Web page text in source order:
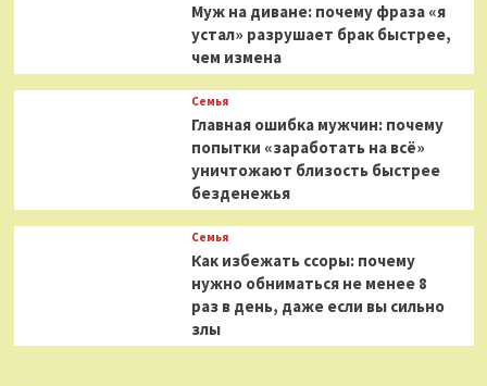
Муж на диване: почему фраза «я
устал» разрушает брак быстрее,
чем измена
Семья
Главная ошибка мужчин: почему
попытки «заработать на всё»
уничтожают близость быстрее
безденежья
Семья
Как избежать ссоры: почему
нужно обниматься не менее 8
раз в день, даже если вы сильно
злы